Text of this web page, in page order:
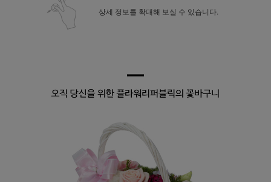
상세 정보를 확대해 보실 수 있습니다.